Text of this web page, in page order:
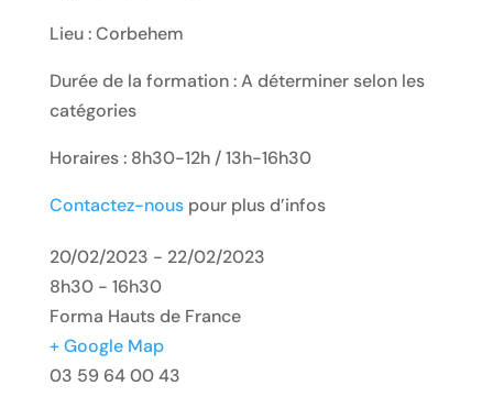
Lieu : Corbehem
Durée de la formation : A déterminer selon les
catégories
Horaires : 8h30-12h / 13h-16h30
Contactez-nouspour plus d’infos
20/02/2023 - 22/02/2023
8h30 - 16h30
Forma Hauts de France
+ Google Map
03 59 64 00 43